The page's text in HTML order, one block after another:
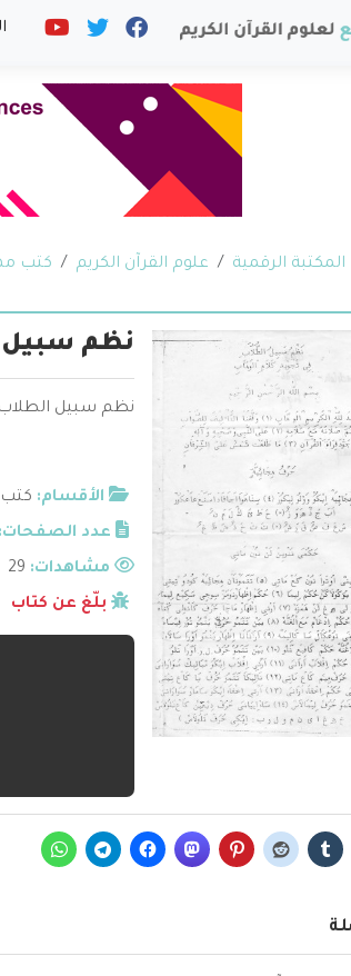
المكتبة الرقمية علوم القرآن الكريم كتب
نظم سبيل
نظم سبيل الطلاب
الأقسام: كتب
عدد الصفحات:
مشاهدات:
بلّغ عن كتاب